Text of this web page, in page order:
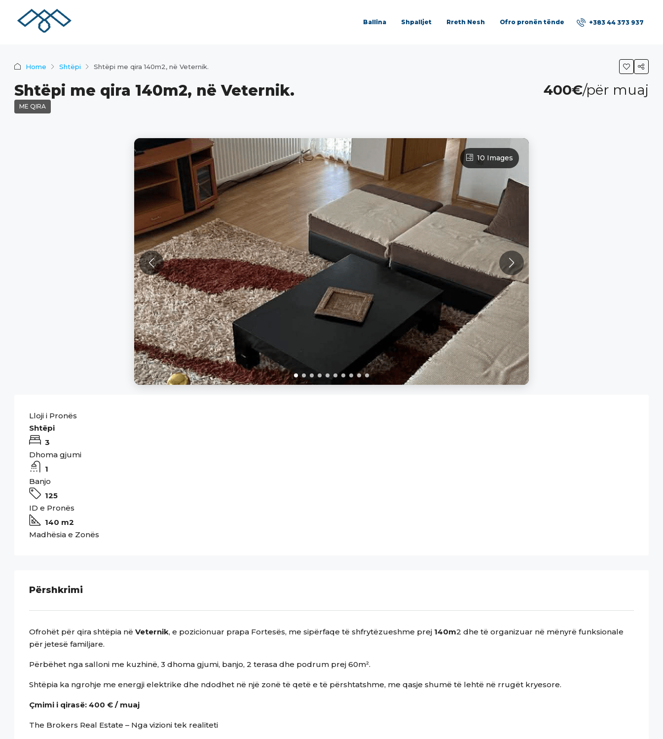
Ballina Shpalljet Rreth Nesh Ofro pronën tënde +383 44 373 937
Home Shtëpi Shtëpi me qira 140m2, në Veternik.
Shtëpi me qira 140m2, në Veternik.
ME QIRA
400€/për muaj
10 Images
Lloji i Pronës
Shtëpi
3
Dhoma gjumi
1
Banjo
125
ID e Pronës
140 m2
Madhësia e Zonës
Përshkrimi
Ofrohët për qira shtëpia në Veternik, e pozicionuar prapa Fortesës, me sipërfaqe të shfrytëzueshme prej 140m2 dhe të organizuar në mënyrë funksionale
për jetesë familjare.
Përbëhet nga salloni me kuzhinë, 3 dhoma gjumi, banjo, 2 terasa dhe podrum prej 60m².
Shtëpia ka ngrohje me energji elektrike dhe ndodhet në një zonë të qetë e të përshtatshme, me qasje shumë të lehtë në rrugët kryesore.
Çmimi i qirasë: 400 € / muaj
The Brokers Real Estate – Nga vizioni tek realiteti